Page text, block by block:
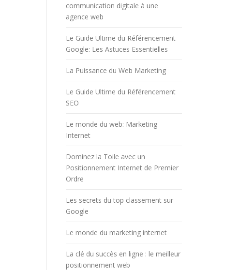
communication digitale à une
agence web
Le Guide Ultime du Référencement
Google: Les Astuces Essentielles
La Puissance du Web Marketing
Le Guide Ultime du Référencement
SEO
Le monde du web: Marketing
Internet
Dominez la Toile avec un
Positionnement Internet de Premier
Ordre
Les secrets du top classement sur
Google
Le monde du marketing internet
La clé du succès en ligne : le meilleur
positionnement web